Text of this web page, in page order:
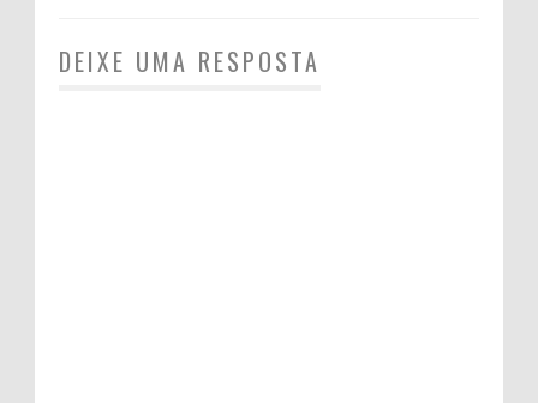
DEIXE UMA RESPOSTA